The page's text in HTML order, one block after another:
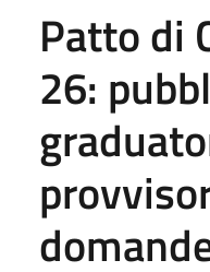
Patto di
26: